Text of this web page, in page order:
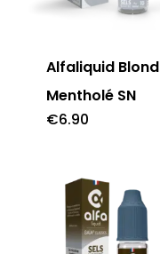
Alfaliquid Blond
Mentholé SN
€6.90